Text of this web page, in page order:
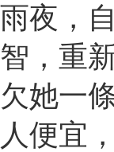
夜，
，重
她一
便宜